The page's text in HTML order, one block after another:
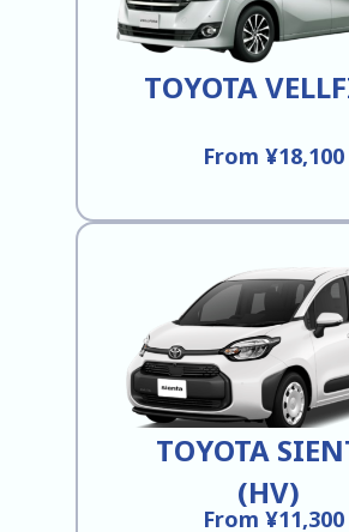
TOYOTA
From
TOYOTA
(HV)
From